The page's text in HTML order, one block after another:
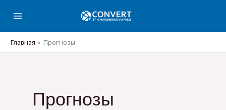
содержимому
Главная
Прогнозы
Прогнозы